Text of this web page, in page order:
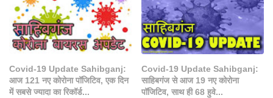
Covid-19 Update Sahibganj:
आज 121 नए कोरोना पॉजिटिव, एक दिन
में सबसे ज्यादा का रिकॉर्ड...
Covid-19 Update Sahibganj:
साहिबगंज से आज 19 नए कोरोना
पॉजिटिव, साथ ही 68 हुवे...